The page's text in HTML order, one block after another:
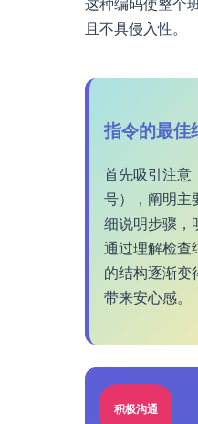
且不具侵入性。
指令的最佳
首先吸引注意
号），阐明主
细说明步骤，
通过理解检查
的结构逐渐变
带来安心感。
积极沟通